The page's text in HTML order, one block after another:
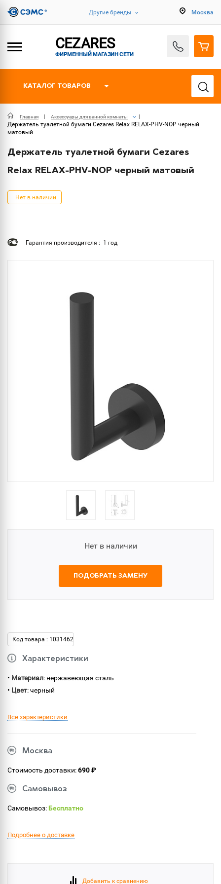
Другие бренды Москва
CEZARES
ФИРМЕННЫЙ МАГАЗИН СЕТИ
КАТАЛОГ ТОВАРОВ
Главная Аксессуары для ванной комнаты
Держатель туалетной бумаги Cezares Relax RELAX-PHV-NOP черный
матовый
Держатель туалетной бумаги Cezares
Relax RELAX-PHV-NOP черный матовый
Нет в наличии
Гарантия производителя : 1 год
Нет в наличии
ПОДОБРАТЬ ЗАМЕНУ
Код товара : 1031462
Характеристики
• Материал: нержавеющая сталь
• Цвет: черный
Все характеристики
Москва
Стоимость доставки:690 ₽
Самовывоз
Самовывоз:Бесплатно
Подробнее о доставке
Добавить к сравнению